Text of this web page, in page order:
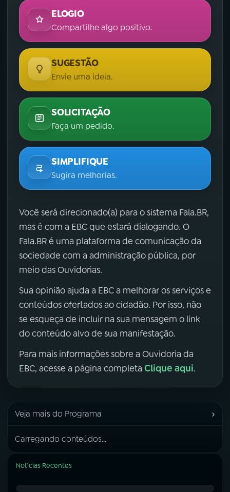
ELOGIO
Compartilhe algo positivo.
SUGESTÃO
Envie uma ideia.
SOLICITAÇÃO
Faça um pedido.
SIMPLIFIQUE
Sugira melhorias.
Você será direcionado(a) para o sistema Fala.BR,
mas é com a EBC que estará dialogando. O
Fala.BR é uma plataforma de comunicação da
sociedade com a administração pública, por
meio das Ouvidorias.
Sua opinião ajuda a EBC a melhorar os serviços e
conteúdos ofertados ao cidadão. Por isso, não
se esqueça de incluir na sua mensagem o link
do conteúdo alvo de sua manifestação.
Para mais informações sobre a Ouvidoria da
EBC, acesse a página completa Clique aqui.
Veja mais do Programa ›
Carregando conteúdos...
Notícias Recentes